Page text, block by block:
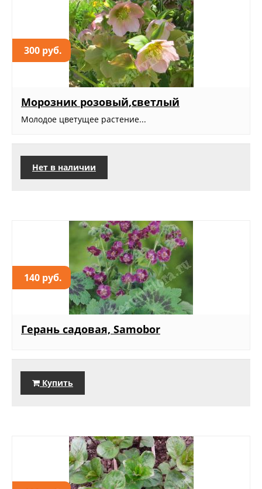
300 руб.
Морозник розовый,светлый
Молодое цветущее растение...
Нет в наличии
140 руб.
Герань садовая, Samobor
Купить